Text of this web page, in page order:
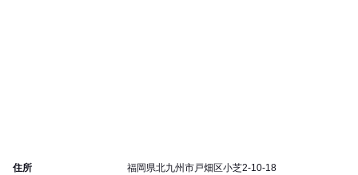
住所 福岡県北九州市戸畑区小芝2-10-18